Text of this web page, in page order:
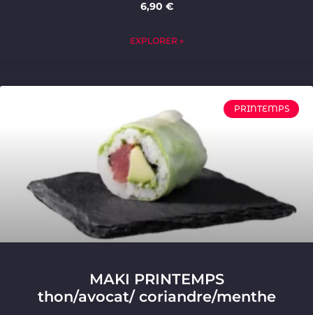
6,90 €
EXPLORER »
PRINTEMPS
MAKI PRINTEMPS
thon/avocat/ coriandre/menthe